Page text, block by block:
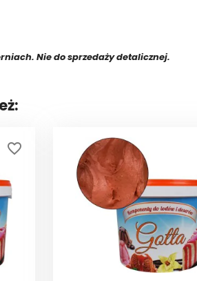
Nie do sprzedaży detalicznej.
favorite_border